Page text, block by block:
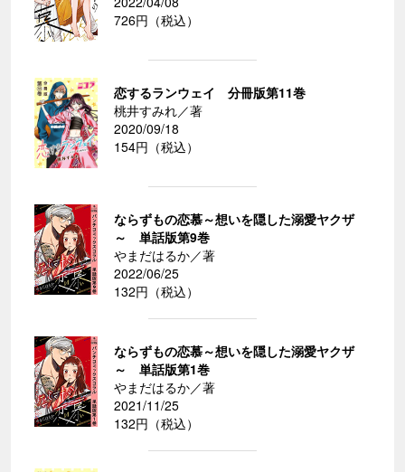
726円（税込）
恋するランウェイ 分冊版第11巻
桃井すみれ／著
2020/09/18
154円（税込）
ならずもの恋慕～想いを隠した溺愛ヤクザ
～ 単話版第9巻
やまだはるか／著
2022/06/25
132円（税込）
ならずもの恋慕～想いを隠した溺愛ヤクザ
～ 単話版第1巻
やまだはるか／著
2021/11/25
132円（税込）